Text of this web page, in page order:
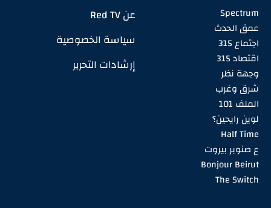
Spectrum
عمق الحدث
اجتماع 315
اقتصاد 315
وجهة نظر
شرق وغرب
الملف 101
لوين رايحين؟
Half Time
ع صنوبر بيروت
Bonjour Beirut
The Switch
عن Red TV
سياسة الخصوصية
إرشادات التحرير